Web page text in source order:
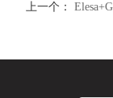
上一个：